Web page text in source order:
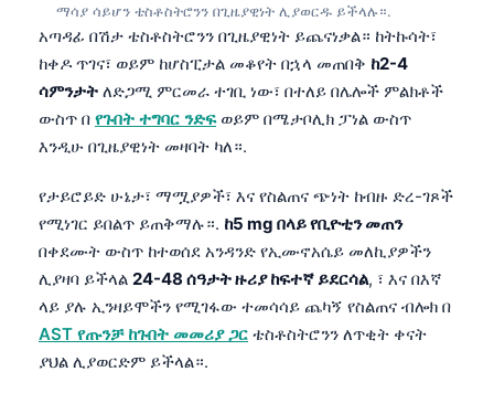
ማሳያ ሳይሆን ቴስቶስትሮንን በጊዜያዊነት ሊያወርዱ ይችላሉ።.
አጣዳፊ በሽታ ቴስቶስትሮንን በጊዜያዊነት ይጨናነቃል። ከትኩሳት፣
ከቀዶ ጥገና፣ ወይም ከሆስፒታል መቆየት በኋላ መጠበቅ ከ2-4
ሳምንታት ለድጋሚ ምርመራ ተገቢ ነው፣ በተለይ በሌሎች ምልክቶች
ውስጥ በ የጉበት ተግባር ንድፍወይም በሜታቦሊክ ፓነል ውስጥ
እንዲሁ በጊዜያዊነት መዛባት ካለ።.
የታይሮይድ ሁኔታ፣ ማሟያዎች፣ እና የስልጠና ጭነት ከብዙ ድረ-ገጾች
የሚነገር ይበልጥ ይጠቅማሉ።. ከ5 mg በላይ የቢዮቲን መጠን
በቀደሙት ውስጥ ከተወሰደ አንዳንድ የኢሙኖአሴይ መለኪያዎችን
ሊያዛባ ይችላል 24-48 ሰዓታት ዙሪያ ከፍተኛ ይደርሳል, ፣ እና በእኛ
ላይ ያሉ ኢንዛይሞችን የሚገፋው ተመሳሳይ ጨካኝ የስልጠና ብሎክ በ
AST የጡንቻ ከጉበት መመሪያ ጋር ቴስቶስትሮንን ለጥቂት ቀናት
ያህል ሊያወርድም ይችላል።.
日本語
Čeština
Русский
Lietuvių kalba
Polski
한국어
Slovenščina
Magyar
Shqip